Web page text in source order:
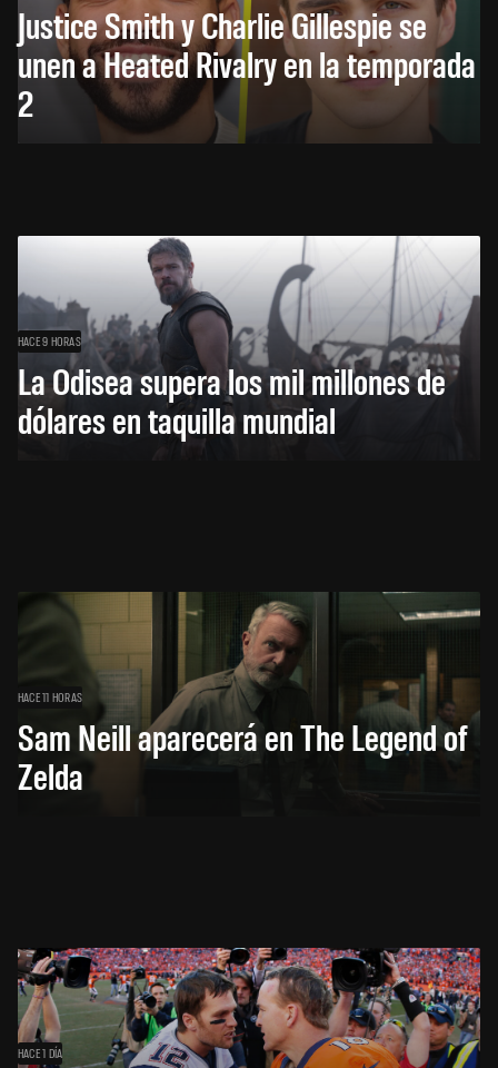
Justice Smith y Charlie Gillespie se
unen a Heated Rivalry en la temporada
2
HACE 9 HORAS
La Odisea supera los mil millones de
dólares en taquilla mundial
HACE 11 HORAS
Sam Neill aparecerá en The Legend of
Zelda
HACE 1 DÍA